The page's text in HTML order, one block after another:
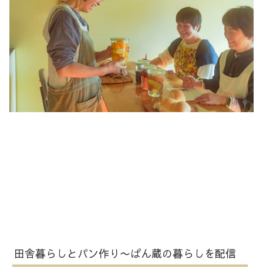
田舎暮らしとパン作り〜ぱん蔵の暮らしを配信